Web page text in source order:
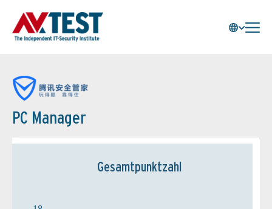
PC Manager
Gesamtpunktzahl